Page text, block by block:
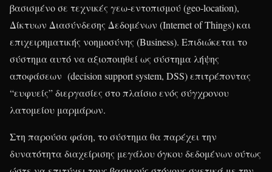
βασισμένο σε τεχνικές γεω-εντοπισμού (geo‐location),
Δίκτυων Διασύνδεσης Δεδομένων (Internet of Things) και
επιχειρηματικής νοημοσύνης (Business). Επιδιώκεται το
σύστημα αυτό να αξιοποιηθεί ως σύστημα λήψης
αποφάσεων (decision support system, DSS) επιτρέποντας
“ευφυείς” διεργασίες στο πλαίσιο ενός σύγχρονου
λατομείου μαρμάρων.
Στη παρούσα φάση, το σύστημα θα παρέχει την
δυνατότητα διαχείρισης μεγάλου όγκου δεδομένων ούτως